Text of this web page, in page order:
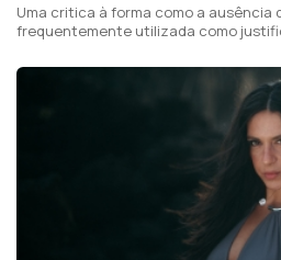
Uma critica à forma como a ausência
frequentemente utilizada como